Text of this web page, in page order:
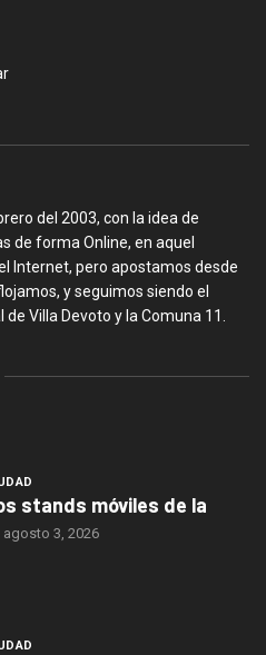
del 2003, con la idea de
de forma Online, en aquel
Internet, pero apostamos desde
y seguimos siendo el
Villa Devoto y la Comuna 11.
stands móviles de la
agosto 3, 2026